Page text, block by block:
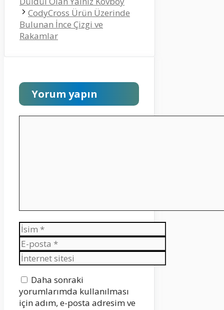
CodyCross Ürün Üzerinde
Bulunan İnce Çizgi ve
Rakamlar
Yorum yapın
İsim
E-
posta
İnternet
sitesi
Daha sonraki
yorumlarımda kullanılması
için adım, e-posta adresim ve